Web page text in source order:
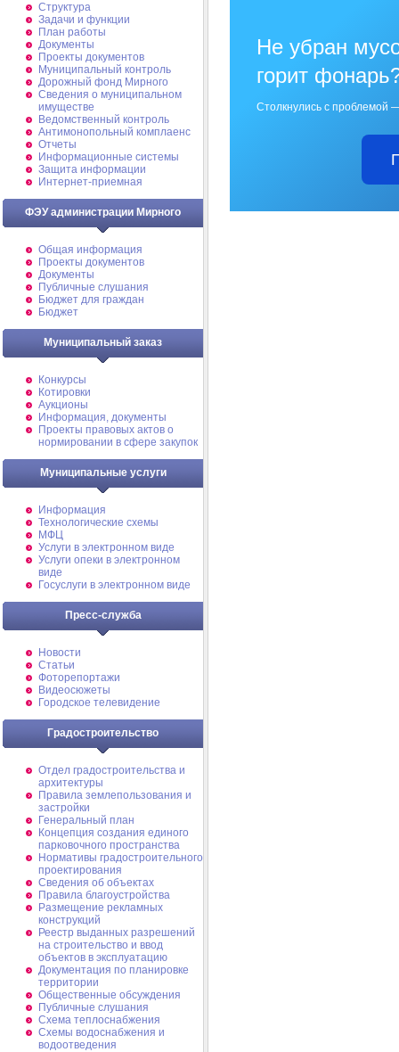
Структура
Задачи и функции
План работы
Документы
Проекты документов
Муниципальный контроль
Дорожный фонд Мирного
Cведения о муниципальном
имуществе
Ведомственный контроль
Антимонопольный комплаенс
Отчеты
Информационные системы
Защита информации
Интернет-приемная
ФЭУ администрации Мирного
Общая информация
Проекты документов
Документы
Публичные слушания
Бюджет для граждан
Бюджет
Муниципальный заказ
Конкурсы
Котировки
Аукционы
Информация, документы
Проекты правовых актов о
нормировании в сфере закупок
Муниципальные услуги
Информация
Технологические схемы
МФЦ
Услуги в электронном виде
Услуги опеки в электронном
виде
Госуслуги в электронном виде
Пресс-служба
Новости
Статьи
Фоторепортажи
Видеосюжеты
Городское телевидение
Градостроительство
Отдел градостроительства и
архитектуры
Правила землепользования и
застройки
Генеральный план
Концепция создания единого
парковочного пространства
Нормативы градостроительного
проектирования
Сведения об объектах
Правила благоустройства
Размещение рекламных
конструкций
Реестр выданных разрешений
на строительство и ввод
объектов в эксплуатацию
Документация по планировке
территории
Общественные обсуждения
Публичные слушания
Схема теплоснабжения
Схемы водоснабжения и
водоотведения
Не убран
горит
Столкнулись с проблемой